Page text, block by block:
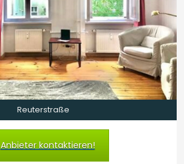
Reuterstraße
Anbieter kontaktieren!